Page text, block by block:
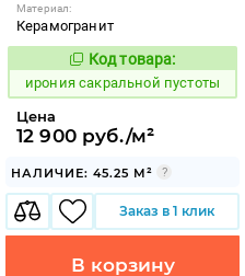
Материал:
Керамогранит
1103824
Код товара:
ирония сакральной пустоты
Цена
12 900 руб./м²
НАЛИЧИЕ: 45.25 М²
Заказ в 1 клик
В корзину